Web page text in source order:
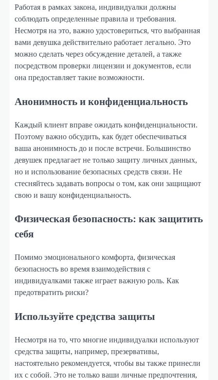
Работая в рамках закона, индивидуалки должны
соблюдать определенные правила и требования.
Несмотря на это, важно удостовериться, что выбранная
вами девушка действительно работает легально. Это
можно сделать через обсуждение деталей, а также
посредством проверки лицензии и документов, если
она предоставляет такие возможности.
Анонимность и конфиденциальность
Каждый клиент вправе ожидать конфиденциальности.
Поэтому важно обсудить, как будет обеспечиваться
ваша анонимность до и после встречи. Большинство
девушек предлагает не только защиту личных данных,
но и использование безопасных средств связи. Не
стесняйтесь задавать вопросы о том, как они защищают
свою и вашу конфиденциальность.
Физическая безопасность: как защитить
себя
Помимо эмоционального комфорта, физическая
безопасность во время взаимодействия с
индивидуалками также играет важную роль. Как
предотвратить риски?
Используйте средства защиты
Несмотря на то, что многие индивидуалки используют
средства защиты, например, презервативы,
настоятельно рекомендуется, чтобы вы также принесли
их с собой. Это не только ваши личные предпочтения,